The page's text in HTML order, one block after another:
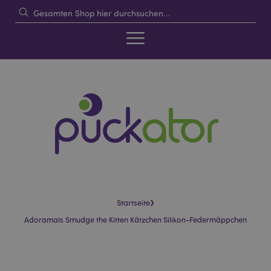
Startseite›
Adoramals Smudge the Kitten Kätzchen Silikon-Federmäppchen